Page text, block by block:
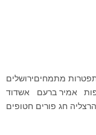
מתמחיםירושלים
אמיר ברעם
אשדוד
הרצליה חג פורים חטופים